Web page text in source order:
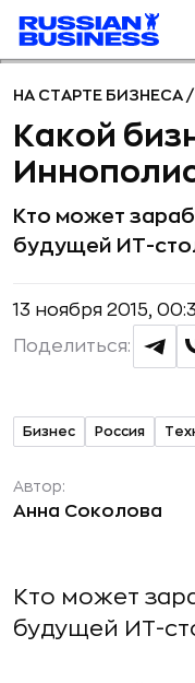
НА СТАРТЕ БИЗНЕСА /
Какой
Кто может
будущей ИТ-
13 ноября 2015,
Поделиться:
Бизнес Россия
Автор:
Анна Соколова
Кто может
будущей ИТ-